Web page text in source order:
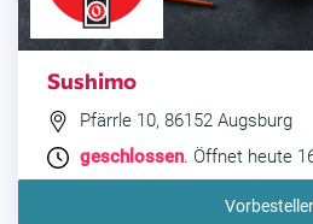
Sushimo
Pfärrle 10, 86152 Augsburg
geschlossen. Öffnet heute